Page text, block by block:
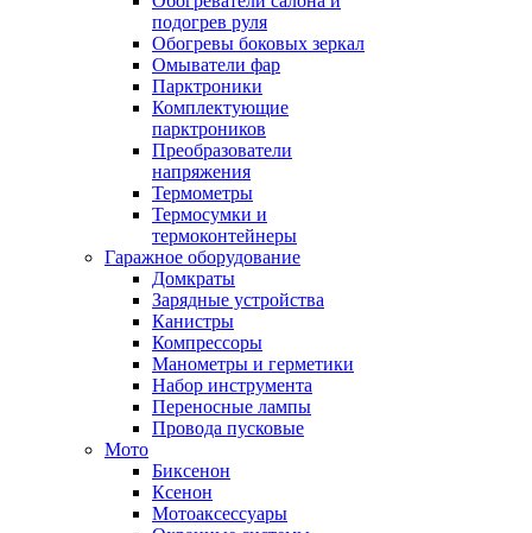
подогрев руля
Обогревы боковых зеркал
Омыватели фар
Парктроники
Комплектующие
парктроников
Преобразователи
напряжения
Термометры
Термосумки и
термоконтейнеры
Гаражное оборудование
Домкраты
Зарядные устройства
Канистры
Компрессоры
Манометры и герметики
Набор инструмента
Переносные лампы
Провода пусковые
Мото
Биксенон
Ксенон
Мотоаксессуары